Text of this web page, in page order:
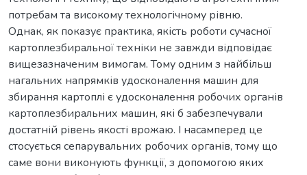
потребам та високому технологічному рівню.
Однак, як показує практика, якість роботи сучасної
картоплезбиральної техніки не завжди відповідає
вищезазначеним вимогам. Тому одним з найбільш
нагальних напрямків удосконалення машин для
збирання картоплі є удосконалення робочих органів
картоплезбиральних машин, які б забезпечували
достатній рівень якості врожаю. І насамперед це
стосується сепарувальних робочих органів, тому що
саме вони виконують функції, з допомогою яких